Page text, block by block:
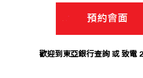
歡迎到東亞銀行查詢 或 致電